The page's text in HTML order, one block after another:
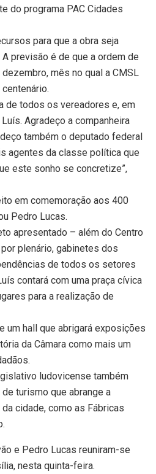
do programa PAC Cidades
para que a obra seja
previsão é de que a ordem de
mês no qual a CMSL
de todos os vereadores e, em
Agradeço a companheira
também o deputado federal
agentes da classe política que
este sonho se concretize”,
em comemoração aos 400
Pedro Lucas.
apresentado – além do Centro
plenário, gabinetes dos
de todos os setores
contará com uma praça cívica
para a realização de
um hall que abrigará exposições
da Câmara como mais um
ludovicense também
turismo que abrange a
cidade, como as Fábricas
e Pedro Lucas reuniram-se
nesta quinta-feira.